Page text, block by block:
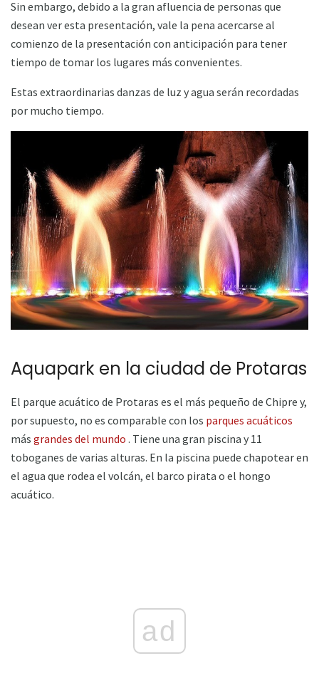
Sin embargo, debido a la gran afluencia de personas que
desean ver esta presentación, vale la pena acercarse al
comienzo de la presentación con anticipación para tener
tiempo de tomar los lugares más convenientes.
Estas extraordinarias danzas de luz y agua serán recordadas
por mucho tiempo.
Aquapark en la ciudad de Protaras
El parque acuático de Protaras es el más pequeño de Chipre y,
por supuesto, no es comparable con los parques acuáticos
más grandes del mundo . Tiene una gran piscina y 11
toboganes de varias alturas. En la piscina puede chapotear en
el agua que rodea el volcán, el barco pirata o el hongo
acuático.
ad